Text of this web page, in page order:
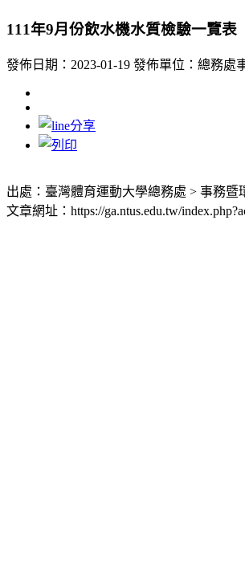
111年9月份飲水機水質檢驗一覽表
發佈日期：2023-01-19 發佈單位：總務處
出處：臺灣體育運動大學總務處 > 事務
文章網址：https://ga.ntus.edu.tw/